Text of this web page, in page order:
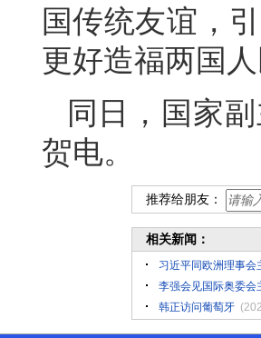
国传统友谊，
更好造福两国人
同日，国家
贺电。
推荐给朋友：
相关新闻：
习近平同欧洲理事会
李强会见国际奥委会
韩正访问葡萄牙